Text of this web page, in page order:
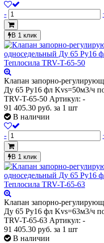
-
В 1 клик
Клапан запорно-
Ду 65 Ру16 фл Kvs=50м3/ч
TRV-T-65-50 Артикул: -
91 405.30 руб. за 1 шт
В наличии
-
В 1 клик
Клапан запорно-
Ду 65 Ру16 фл Kvs=63м3/ч
TRV-T-65-63 Артикул: -
91 405.30 руб. за 1 шт
В наличии